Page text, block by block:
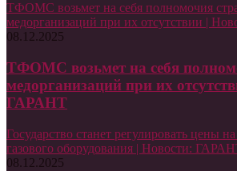
ТФОМС возьмет на себя полномочия
медорганизаций при их отсутствии |
08.12.2025
ТФОМС возьмет на себя
медорганизаций при их
ГАРАНТ
Государство станет регулировать цены
газового оборудования | Новости:
08.12.2025